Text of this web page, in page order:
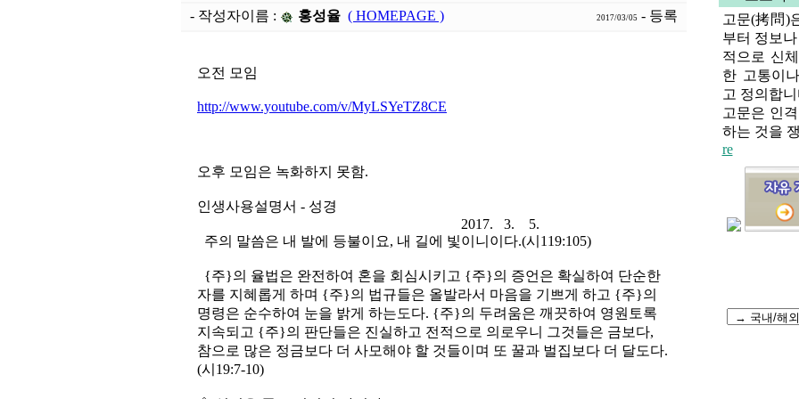
- 작성자이름 : 홍성율 ( HOMEPAGE ) 2017/03/05 - 등록
오전 모임
http://www.youtube.com/v/MyLSYeTZ8CE
오후 모임은 녹화하지 못함.
인생사용설명서 - 성경
2017. 3. 5.
주의 말씀은 내 발에 등불이요, 내 길에 빛이니이다.(시119:105)
{주}의 율법은 완전하여 혼을 회심시키고 {주}의 증언은 확실하여 단순한
자를 지혜롭게 하며 {주}의 법규들은 올발라서 마음을 기쁘게 하고 {주}의
명령은 순수하여 눈을 밝게 하는도다. {주}의 두려움은 깨끗하여 영원토록
지속되고 {주}의 판단들은 진실하고 전적으로 의로우니 그것들은 금보다,
참으로 많은 정금보다 더 사모해야 할 것들이며 또 꿀과 벌집보다 더 달도다.
(시19:7-10)
고문(拷問)
부터 정보
적으로 신
한 고통이
고 정의합
고문은 인
하는 것을
re